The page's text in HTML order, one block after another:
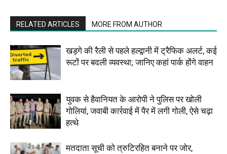
RELATED ARTICLES MORE FROM AUTHOR
खड़गे की रैली से पहले हल्द्वानी में ट्रैफिक अलर्ट, कई
रूटों पर बदली व्यवस्था; जानिए कहां पार्क होंगे वाहन
युवक से हैवानियत के आरोपी ने पुलिस पर खोली
गोलियां, जवाबी कार्रवाई में पैर में लगी गोली, ऐसे चढ़ा
हत्थे
मतदाता सूची को त्रुटिरहित बनाने पर जोर,